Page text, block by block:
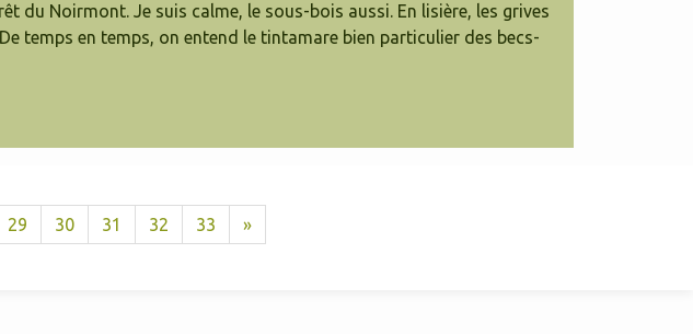
du Noirmont. Je suis calme, le sous-bois aussi. En lisière, les grives
temps en temps, on entend le tintamare bien particulier des becs-
29 30 31 32 33 »